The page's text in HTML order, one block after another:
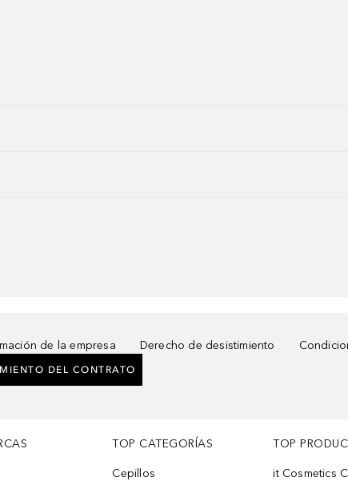
de la empresa Derecho de desistimiento
DEL CONTRATO
TOP CATEGORÍAS
Cepillos
TOP
it Cosmetics